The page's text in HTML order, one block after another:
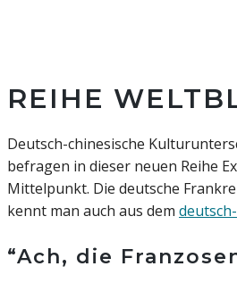
REIHE
Deutsch-chinesische
befragen in dieser neuen Reihe
Mittelpunkt. Die deutsche
kennt man auch aus dem
“Ach, die